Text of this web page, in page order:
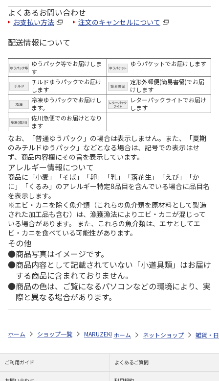
よくあるお問い合わせ
お支払い方法 注文のキャンセルについて
配送情報について
ゆうパック等でお届けしま
す
ゆうパケットでお届けします
チルドゆうパックでお届け
します
定形外郵便(簡易書留)でお届
けします
冷凍ゆうパックでお届けし
ます。
レターパックライトでお届け
します
佐川急便でのお届けとなり
ます
なお、「普通ゆうパック」の場合は表示しません。また、「夏期
のみチルドゆうパック」などとなる場合は、記号での表示はせ
ず、商品内容欄にその旨を表示しています。
アレルギー情報について
商品に「小麦」「そば」「卵」「乳」「落花生」「えび」「か
に」「くるみ」のアレルギー特定8品目を含んでいる場合に品目名
を表示します。
※エビ・カニを除く魚介類（これらの魚介類を原材料として製造
された加工品も含む）は、漁獲漁法によりエビ・カニが混じって
いる場合があります。 また、これらの魚介類は、エサとしてエ
ビ・カニを食べている可能性があります。
その他
商品写真はイメージです。
商品内容として記載されていない「小道具類」はお届け
する商品に含まれておりません。
商品の色は、ご覧になるパソコンなどの環境により、実
際と異なる場合があります。
ホーム ショップ一覧 MARUZEKI グランドール Disney プリンセス
ホーム ネットショップ 雑貨・
ご利用ガイド よくあるご質問